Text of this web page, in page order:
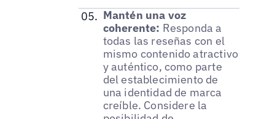
Mantén una voz
coherente: Responda a
todas las reseñas con el
mismo contenido atractivo
y auténtico, como parte
del establecimiento de
una identidad de marca
creíble. Considere la